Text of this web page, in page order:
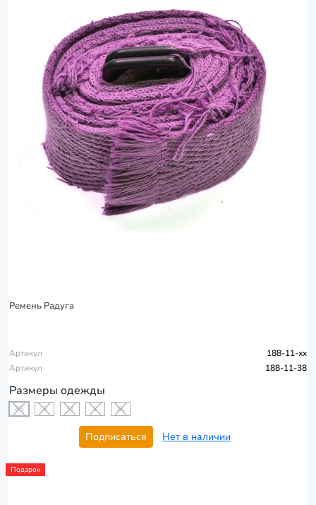
Ремень Радуга
Артикул
188-11-xx
Артикул
188-11-38
Размеры одежды
XS S M L XL
Подписаться Нет в наличии
Подарок